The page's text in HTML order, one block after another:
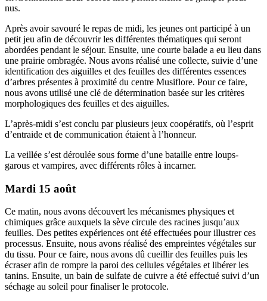
nus.
Après avoir savouré le repas de midi, les jeunes ont participé à un
petit jeu afin de découvrir les différentes thématiques qui seront
abordées pendant le séjour. Ensuite, une courte balade a eu lieu dans
une prairie ombragée. Nous avons réalisé une collecte, suivie d’une
identification des aiguilles et des feuilles des différentes essences
d’arbres présentes à proximité du centre Musiflore. Pour ce faire,
nous avons utilisé une clé de détermination basée sur les critères
morphologiques des feuilles et des aiguilles.
L’après-midi s’est conclu par plusieurs jeux coopératifs, où l’esprit
d’entraide et de communication étaient à l’honneur.
La veillée s’est déroulée sous forme d’une bataille entre loups-
garous et vampires, avec différents rôles à incarner.
Mardi 15 août
Ce matin, nous avons découvert les mécanismes physiques et
chimiques grâce auxquels la sève circule des racines jusqu’aux
feuilles. Des petites expériences ont été effectuées pour illustrer ces
processus. Ensuite, nous avons réalisé des empreintes végétales sur
du tissu. Pour ce faire, nous avons dû cueillir des feuilles puis les
écraser afin de rompre la paroi des cellules végétales et libérer les
tanins. Ensuite, un bain de sulfate de cuivre a été effectué suivi d’un
séchage au soleil pour finaliser le protocole.